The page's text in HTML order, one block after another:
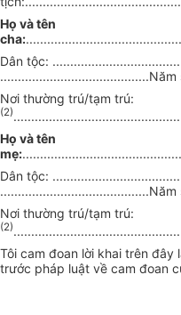
Họ và tên
cha:
Dân tộc:
..........................................Năm
Nơi thường trú/tạm trú:
(2)
Họ và tên
mẹ:
Dân tộc:
..........................................Năm
Nơi thường trú/tạm trú:
(2)
Tôi cam đoan lời khai trên
trước pháp luật về cam đoan